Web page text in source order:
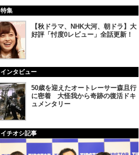
特集
【秋ドラマ、NHK大河、朝ドラ】大
好評「忖度0レビュー」全話更新！
インタビュー
50歳を迎えたオートレーサー森且行
に密着 大怪我から奇跡の復活ドキ
ュメンタリー
イチオシ記事